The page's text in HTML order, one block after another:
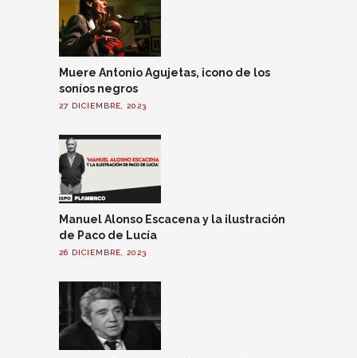
Muere Antonio Agujetas, icono de los
soníos negros
27 DICIEMBRE, 2023
Manuel Alonso Escacena y la ilustración
de Paco de Lucía
26 DICIEMBRE, 2023